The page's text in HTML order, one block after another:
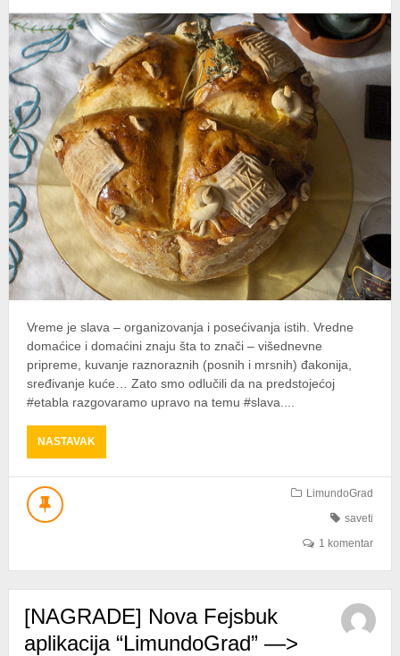
Vreme je slava – organizovanja i posećivanja istih. Vredne
domaćice i domaćini znaju šta to znači – višednevne
pripreme, kuvanje raznoraznih (posnih i mrsnih) đakonija,
sređivanje kuće… Zato smo odlučili da na predstojećoj
#etabla razgovaramo upravo na temu #slava....
NASTAVAKABOUT
18.
#ETABLA
LimundoGrad
saveti
1 komentar
[NAGRADE] Nova Fejsbuk
aplikacija “LimundoGrad” —>